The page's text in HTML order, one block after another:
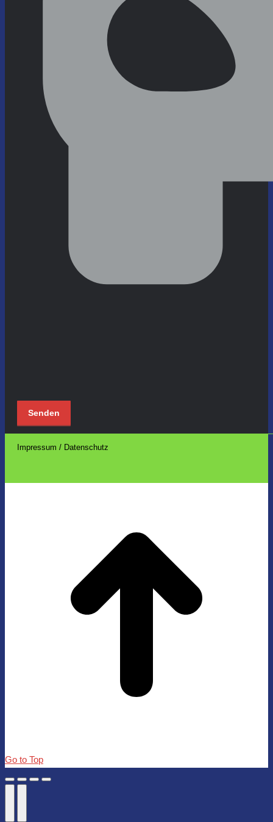
Impressum / Datenschutz
Go to Top